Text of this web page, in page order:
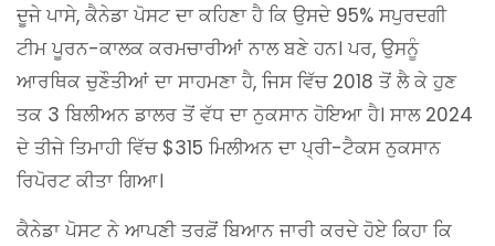
ਦੂਜੇ ਪਾਸੇ, ਕੈਨੇਡਾ ਪੋਸਟ ਦਾ ਕਹਿਣਾ ਹੈ ਕਿ ਉਸਦੇ 95% ਸਪੁਰਦਗੀ
ਟੀਮ ਪੂਰਨ-ਕਾਲਕ ਕਰਮਚਾਰੀਆਂ ਨਾਲ ਬਣੇ ਹਨ। ਪਰ, ਉਸਨੂੰ
ਆਰਥਿਕ ਚੁਣੌਤੀਆਂ ਦਾ ਸਾਹਮਣਾ ਹੈ, ਜਿਸ ਵਿੱਚ 2018 ਤੋਂ ਲੈ ਕੇ ਹੁਣ
ਤਕ 3 ਬਿਲੀਅਨ ਡਾਲਰ ਤੋਂ ਵੱਧ ਦਾ ਨੁਕਸਾਨ ਹੋਇਆ ਹੈ। ਸਾਲ 2024
ਦੇ ਤੀਜੇ ਤਿਮਾਹੀ ਵਿੱਚ $315 ਮਿਲੀਅਨ ਦਾ ਪ੍ਰੀ-ਟੈਕਸ ਨੁਕਸਾਨ
ਰਿਪੋਰਟ ਕੀਤਾ ਗਿਆ।
ਕੈਨੇਡਾ ਪੋਸਟ ਨੇ ਆਪਣੀ ਤਰਫ਼ੋਂ ਬਿਆਨ ਜਾਰੀ ਕਰਦੇ ਹੋਏ ਕਿਹਾ ਕਿ